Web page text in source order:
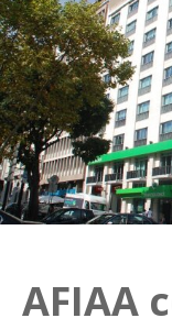
AFIAA